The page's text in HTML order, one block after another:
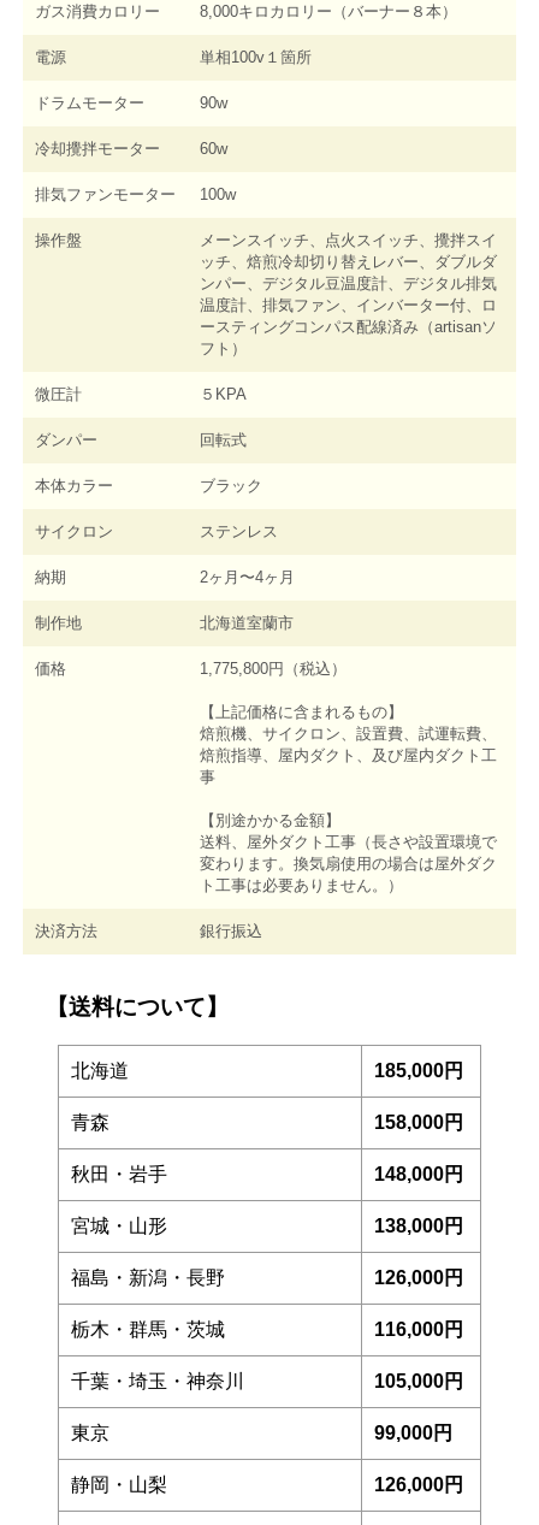
ガス消費カロリー 8,000キロカロリー（バーナー８本）
電源 単相100v１箇所
ドラムモーター 90w
冷却攪拌モーター 60w
排気ファンモーター 100w
操作盤
メーンスイッチ、点火スイッチ、攪拌スイ
ッチ、焙煎冷却切り替えレバー、ダブルダ
ンパー、デジタル豆温度計、デジタル排気
温度計、排気ファン、インバーター付、ロ
ースティングコンパス配線済み（artisanソ
フト）
微圧計 ５KPA
ダンパー 回転式
本体カラー ブラック
サイクロン ステンレス
納期 2ヶ月〜4ヶ月
制作地 北海道室蘭市
価格 1,775,800円（税込）
【上記価格に含まれるもの】
焙煎機、サイクロン、設置費、試運転費、
焙煎指導、屋内ダクト、及び屋内ダクト工
事
【別途かかる金額】
送料、屋外ダクト工事（長さや設置環境で
変わります。換気扇使用の場合は屋外ダク
ト工事は必要ありません。）
決済方法 銀行振込
【送料について】
北海道 185,000円
青森 158,000円
秋田・岩手 148,000円
宮城・山形 138,000円
福島・新潟・長野 126,000円
栃木・群馬・茨城 116,000円
千葉・埼玉・神奈川 105,000円
東京 99,000円
静岡・山梨 126,000円